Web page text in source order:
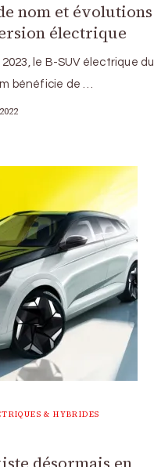
nom et évolutions
électrique
le B-SUV électrique du
bénéficie de …
& HYBRIDES